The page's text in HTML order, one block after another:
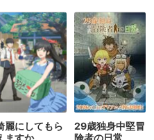
麗にしてもら
ますか。
29歳独身中堅冒
険者の日常